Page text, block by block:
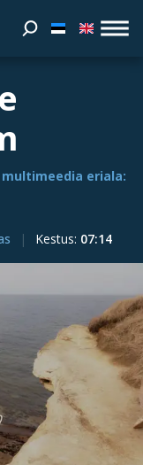
eriala:
Kestus: 07:14